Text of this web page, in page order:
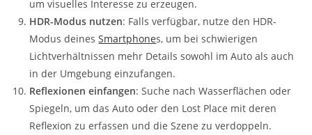
um visuelles Interesse zu erzeugen.
HDR-Modus nutzen: Falls verfügbar, nutze den HDR-
Modus deinesSmartphones, um bei schwierigen
Lichtverhältnissen mehr Details sowohl im Auto als auch
in der Umgebung einzufangen.
Reflexionen einfangen: Suche nach Wasserflächen oder
Spiegeln, um das Auto oder den Lost Place mit deren
Reflexion zu erfassen und die Szene zu verdoppeln.